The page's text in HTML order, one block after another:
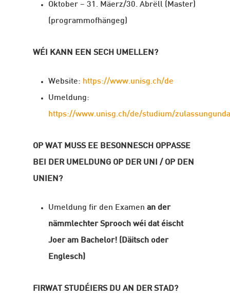
Oktober – 31. Mäerz/30. Abrëll (Master)
(programmofhängeg)
WÉI KANN EEN SECH UMELLEN?
Website: https://www.unisg.ch/de
Umeldung:
https://www.unisg.ch/de/studium/
OP WAT MUSS EE BESONNESCH OPPASSE
BEI DER UMELDUNG OP DER UNI / OP DEN
UNIEN?
Umeldung fir den Examen an der
nämmlechter Sprooch wéi dat éischt
Joer am Bachelor! (Däitsch oder
Englesch)
FIRWAT STUDÉIERS DU AN DER STAD?